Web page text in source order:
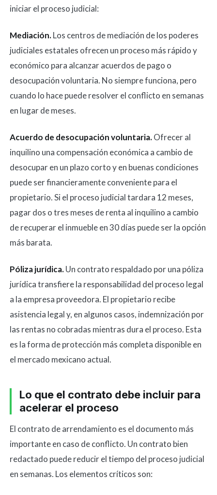
iniciar el proceso judicial:
Mediación.Los centros de mediación de los poderes
judiciales estatales ofrecen un proceso más rápido y
económico para alcanzar acuerdos de pago o
desocupación voluntaria. No siempre funciona, pero
cuando lo hace puede resolver el conflicto en semanas
en lugar de meses.
Acuerdo de desocupación voluntaria.Ofrecer al
inquilino una compensación económica a cambio de
desocupar en un plazo corto y en buenas condiciones
puede ser financieramente conveniente para el
propietario. Si el proceso judicial tardara 12 meses,
pagar dos o tres meses de renta al inquilino a cambio
de recuperar el inmueble en 30 días puede ser la opción
más barata.
Póliza jurídica.Un contrato respaldado por una póliza
jurídica transfiere la responsabilidad del proceso legal
a la empresa proveedora. El propietario recibe
asistencia legal y, en algunos casos, indemnización por
las rentas no cobradas mientras dura el proceso. Esta
es la forma de protección más completa disponible en
el mercado mexicano actual.
Lo que el contrato debe incluir para
acelerar el proceso
El contrato de arrendamiento es el documento más
importante en caso de conflicto. Un contrato bien
redactado puede reducir el tiempo del proceso judicial
en semanas. Los elementos críticos son: